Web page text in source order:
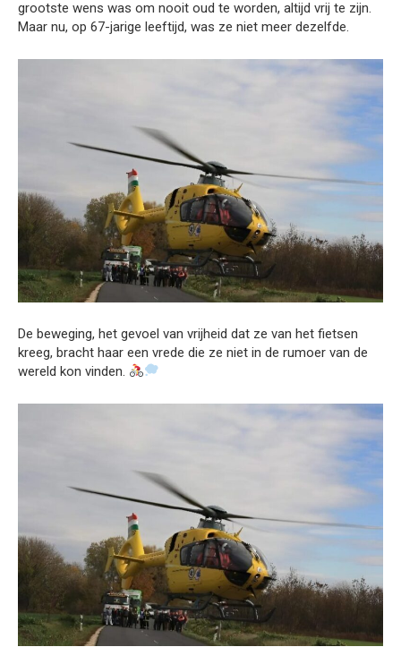
grootste wens was om nooit oud te worden, altijd vrij te zijn.
Maar nu, op 67-jarige leeftijd, was ze niet meer dezelfde.
De beweging, het gevoel van vrijheid dat ze van het fietsen
kreeg, bracht haar een vrede die ze niet in de rumoer van de
wereld kon vinden.